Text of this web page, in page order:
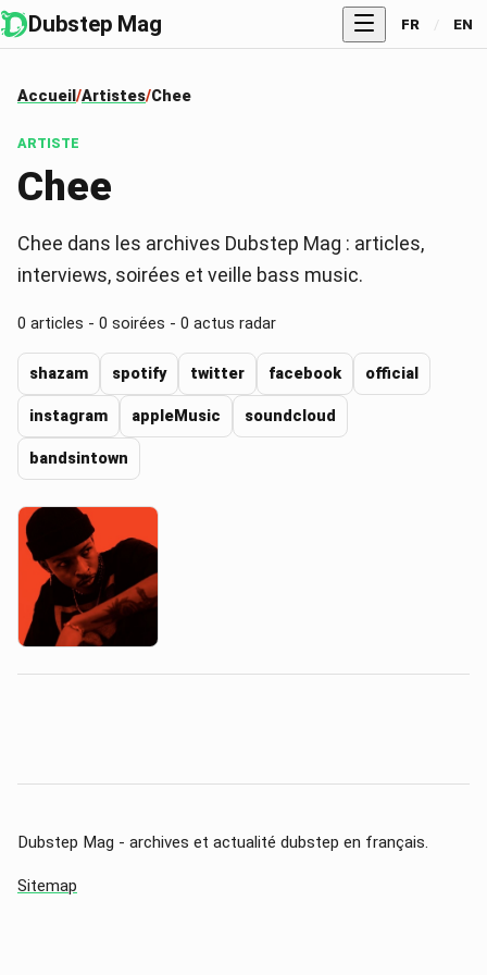
Dubstep Mag FR / EN
Accueil Artistes Chee
ARTISTE
Chee
Chee dans les archives Dubstep Mag : articles,
interviews, soirées et veille bass music.
0 articles - 0 soirées - 0 actus radar
shazam spotify twitter facebook official
instagram appleMusic soundcloud
bandsintown
Dubstep Mag - archives et actualité dubstep en français.
Sitemap